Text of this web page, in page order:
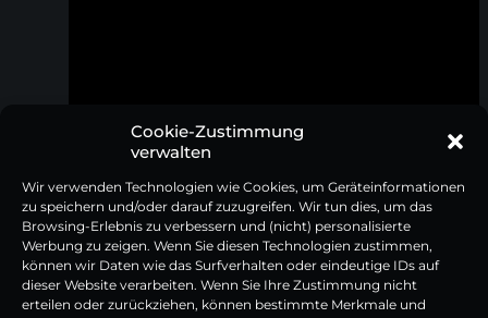
Cookie-Zustimmung
verwalten
Wir verwenden Technologien wie Cookies, um Geräteinformationen
zu speichern und/oder darauf zuzugreifen. Wir tun dies, um das
Browsing-Erlebnis zu verbessern und (nicht) personalisierte
Werbung zu zeigen. Wenn Sie diesen Technologien zustimmen,
können wir Daten wie das Surfverhalten oder eindeutige IDs auf
dieser Website verarbeiten. Wenn Sie Ihre Zustimmung nicht
erteilen oder zurückziehen, können bestimmte Merkmale und
Brotmesser mit Pakkaholzgriff
54,95 €
Inkl. 19% MwSt | zzgl. Versandkosten
Frühstücksmesser mit
29,95
Inkl. 19% MwSt | zzgl. Versandkosten